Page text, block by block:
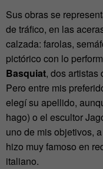
Sus obras se
de tráfico, en las
calzada: farolas,
pictórico con lo
Basquiat, dos artistas
Pero entre mis
elegí su apellido,
hago) o el escultor
uno de mis objetivos,
hizo muy famoso en
italiano.